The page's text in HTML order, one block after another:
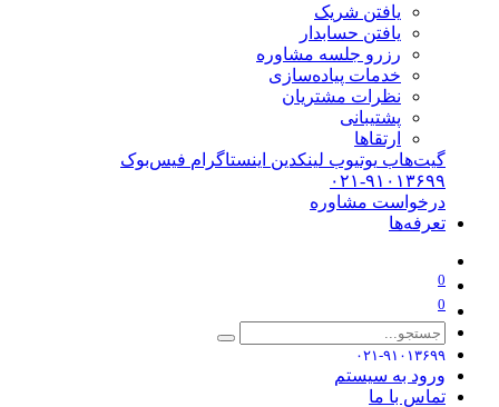
یافتن شریک
یافتن حسابدار
رزرو جلسه مشاوره
خدمات پیاده‌سازی
نظرات مشتریان
پشتیبانی
ارتقاها
گیت‌هاب یوتیوب لینکدین اینستاگرام فیس‌بوک
۰۲۱-۹۱۰۱۳۶۹۹
درخواست مشاوره
تعرفه‌ها
0
0
۰۲۱-۹۱۰۱۳۶۹۹
ورود به سیستم
تماس با ما